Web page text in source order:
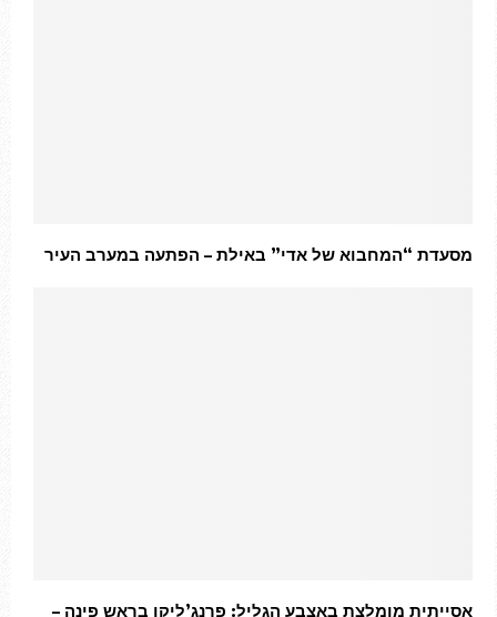
מסעדת “המחבוא של אדי” באילת – הפתעה במערב העיר
אסייתית מומלצת באצבע הגליל: פרנג’ליקו בראש פינה –